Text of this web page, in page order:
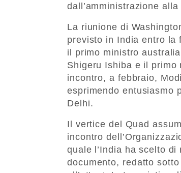
dall’amministrazione
La riunione di
previsto in India entro la
il primo ministro
Shigeru Ishiba e il primo
incontro, a febbraio,
esprimendo entusiasmo
Delhi.
Il vertice del Quad
incontro
quale l’India ha scelto
documento, redatto